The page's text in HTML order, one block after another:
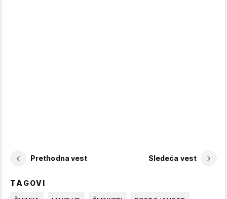
Prethodna vest Sledeća vest
TAGOVI